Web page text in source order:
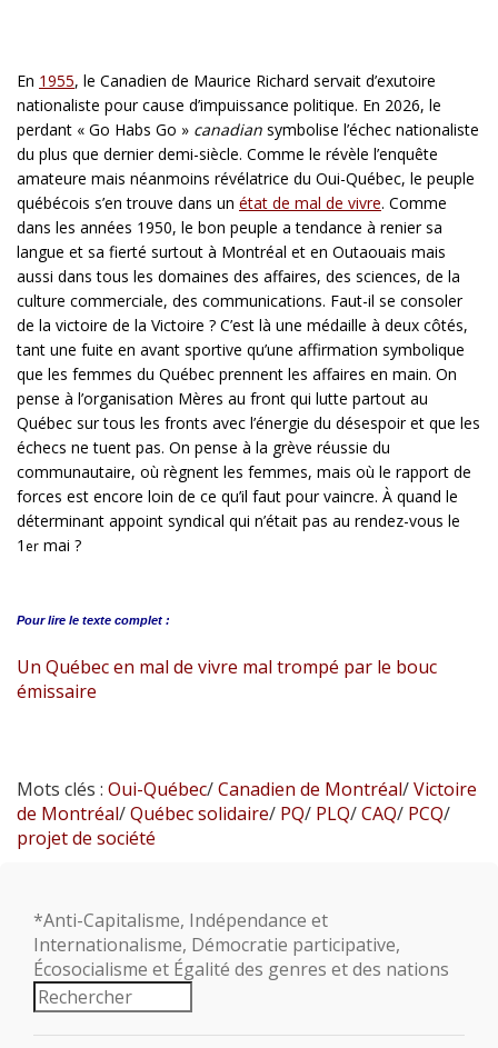
En 1955, le Canadien de Maurice Richard servait d’exutoire
nationaliste pour cause d’impuissance politique. En 2026, le
perdant « Go Habs Go » canadian symbolise l’échec nationaliste
du plus que dernier demi-siècle. Comme le révèle l’enquête
amateure mais néanmoins révélatrice du Oui-Québec, le peuple
québécois s’en trouve dans un état de mal de vivre. Comme
dans les années 1950, le bon peuple a tendance à renier sa
langue et sa fierté surtout à Montréal et en Outaouais mais
aussi dans tous les domaines des affaires, des sciences, de la
culture commerciale, des communications. Faut-il se consoler
de la victoire de la Victoire ? C’est là une médaille à deux côtés,
tant une fuite en avant sportive qu’une affirmation symbolique
que les femmes du Québec prennent les affaires en main. On
pense à l’organisation Mères au front qui lutte partout au
Québec sur tous les fronts avec l’énergie du désespoir et que les
échecs ne tuent pas. On pense à la grève réussie du
communautaire, où règnent les femmes, mais où le rapport de
forces est encore loin de ce qu’il faut pour vaincre. À quand le
déterminant appoint syndical qui n’était pas au rendez-vous le
1 er mai ?
Pour lire le texte complet :
Un Québec en mal de vivre mal trompé par le bouc
émissaire
Mots clés : Oui-Québec/Canadien de Montréal/Victoire
de Montréal/Québec solidaire/ PQ/ PLQ/CAQ/ PCQ/
projet de société
*Anti-Capitalisme, Indépendance et
Internationalisme, Démocratie participative,
Écosocialisme et Égalité des genres et des nations